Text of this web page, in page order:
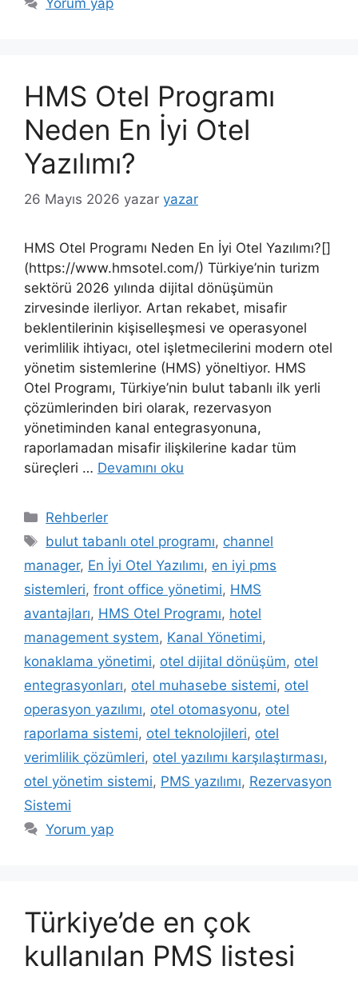
Yorum yap
HMS Otel Programı
Neden En İyi Otel
Yazılımı?
26 Mayıs 2026 yazar yazar
HMS Otel Programı Neden En İyi Otel Yazılımı?[]
(https://www.hmsotel.com/) Türkiye’nin turizm
sektörü 2026 yılında dijital dönüşümün
zirvesinde ilerliyor. Artan rekabet, misafir
beklentilerinin kişiselleşmesi ve operasyonel
verimlilik ihtiyacı, otel işletmecilerini modern otel
yönetim sistemlerine (HMS) yöneltiyor. HMS
Otel Programı, Türkiye’nin bulut tabanlı ilk yerli
çözümlerinden biri olarak, rezervasyon
yönetiminden kanal entegrasyonuna,
raporlamadan misafir ilişkilerine kadar tüm
süreçleri … Devamını oku
Kategoriler
Rehberler
Etiketler
bulut tabanlı otel programı, channel
manager, En İyi Otel Yazılımı, en iyi pms
sistemleri, front office yönetimi, HMS
avantajları, HMS Otel Programı, hotel
management system, Kanal Yönetimi,
konaklama yönetimi, otel dijital dönüşüm, otel
entegrasyonları, otel muhasebe sistemi, otel
operasyon yazılımı, otel otomasyonu, otel
raporlama sistemi, otel teknolojileri, otel
verimlilik çözümleri, otel yazılımı karşılaştırması,
otel yönetim sistemi, PMS yazılımı, Rezervasyon
Sistemi
Yorum yap
Türkiye’de en çok
kullanılan PMS listesi